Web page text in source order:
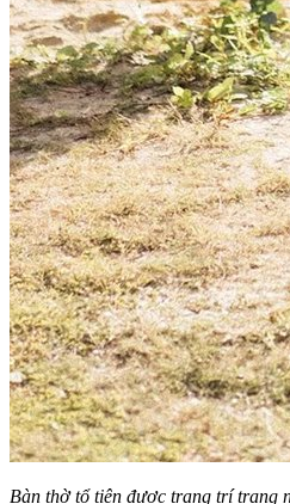
Bàn thờ tổ tiên được trang trí trang